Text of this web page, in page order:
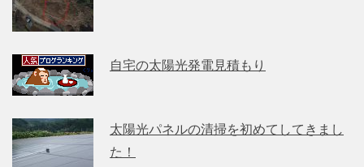
自宅の太陽光発電見積もり
太陽光パネルの清掃を初めてしてきまし
た！